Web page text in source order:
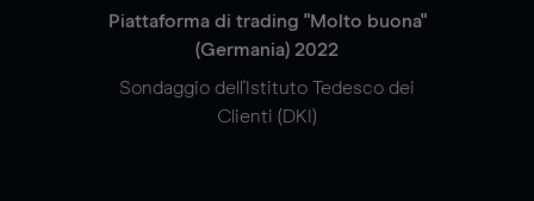
Piattaforma di trading "Molto buona"
(Germania) 2022
Sondaggio dell'Istituto Tedesco dei
Clienti (DKI)